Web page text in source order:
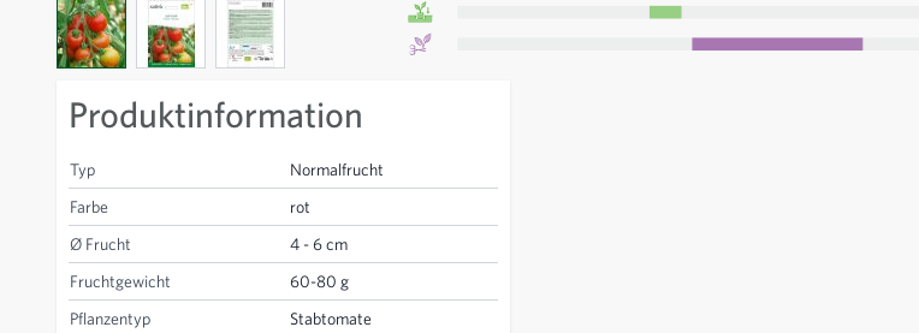
View larger imageView larger imageView larger image
Produktinformation
Typ
Normalfrucht
Farbe
rot
Ø Frucht
4 - 6 cm
Fruchtgewicht
60-80 g
Pflanzentyp
Stabtomate